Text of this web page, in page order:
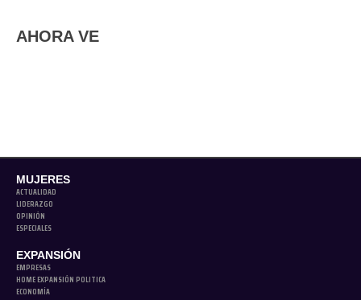
AHORA VE
MUJERES
ACTUALIDAD
LIDERAZGO
OPINIÓN
ESPECIALES
EXPANSIÓN
EMPRESAS
HOME EXPANSIÓN POLITICA
ECONOMÍA